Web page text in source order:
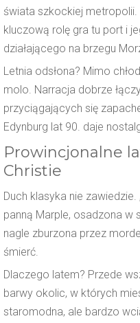
świata szkockiej metropolii.
kluczową rolę gra tu port i
działającego na brzegu
Letnia odsłona? Mimo
molo. Narracja dobrze
przyciągających się
Edynburg lat 90. daje
Prowincjonalne
Christie
Duch klasyka nie
panną Marple, osadzona w
nagle zburzona przez
śmierć.
Dlaczego latem? Przede
barwy okolic, w których
staromodna, ale bardzo